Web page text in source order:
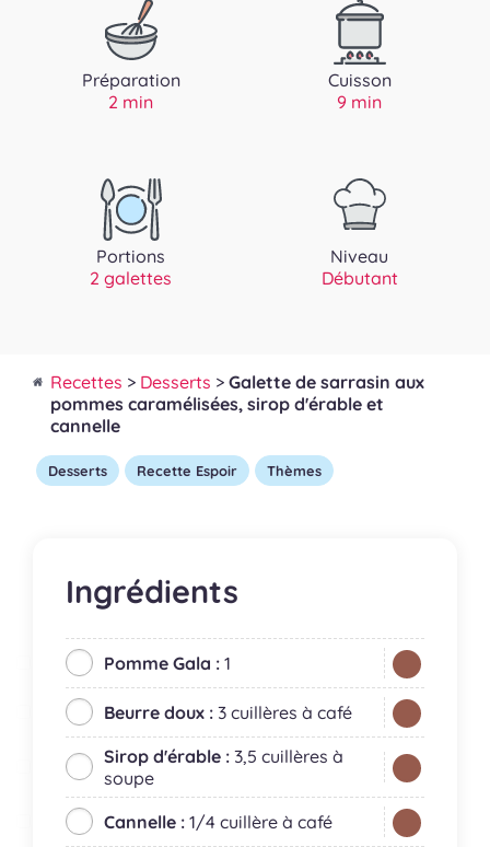
Préparation
2 min
Cuisson
9 min
Portions
2 galettes
Niveau
Débutant
Recettes > Desserts >Galette de sarrasin aux
pommes caramélisées, sirop d'érable et
cannelle
Desserts Recette Espoir Thèmes
Ingrédients
Pomme Gala : 1
Beurre doux : 3 cuillères à café
Sirop d'érable : 3,5 cuillères à
soupe
Cannelle : 1/4 cuillère à café